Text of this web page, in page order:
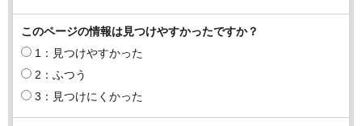
このページの情報は見つけやすかったですか？
1：見つけやすかった
2：ふつう
3：見つけにくかった